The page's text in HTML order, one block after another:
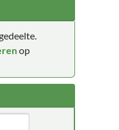
op